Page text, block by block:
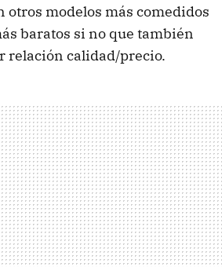
otros modelos más comedidos
baratos si no que también
relación calidad/precio.